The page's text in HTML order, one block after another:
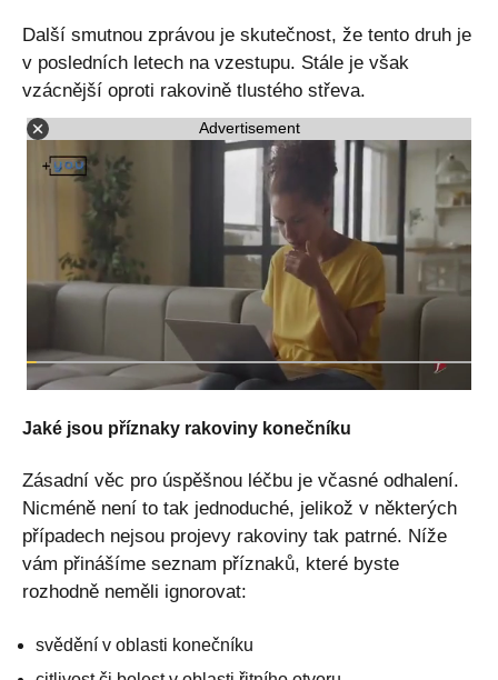
Další smutnou zprávou je skutečnost, že tento druh je
v posledních letech na vzestupu. Stále je však
vzácnější oproti rakovině tlustého střeva.
Advertisement
Jaké jsou příznaky rakoviny konečníku
Zásadní věc pro úspěšnou léčbu je včasné odhalení.
Nicméně není to tak jednoduché, jelikož v některých
případech nejsou projevy rakoviny tak patrné. Níže
vám přinášíme seznam příznaků, které byste
rozhodně neměli ignorovat:
svědění v oblasti konečníku